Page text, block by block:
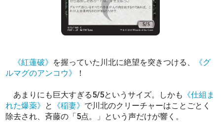
《紅蓮破》 を握っていた川北に絶望を突きつける、
《グ
ルマグのアンコウ》
！
あまりにも巨大すぎる5/5というサイズ。しかも 《仕組ま
れた爆薬》 と 《稲妻》 で川北のクリーチャーはことごとく
除去され、斉藤の「5点。」という声だけが響く。